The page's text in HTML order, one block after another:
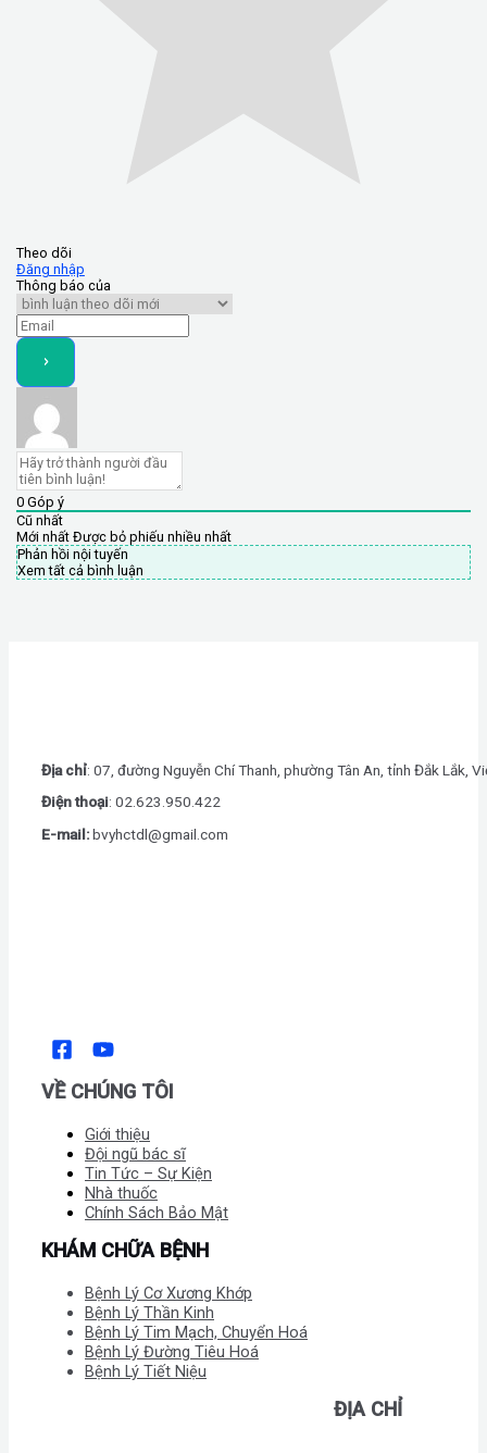
Theo dõi
Đăng nhập
Thông báo của
0Góp ý
Cũ nhất
Mới nhất Được bỏ phiếu nhiều nhất
Phản hồi nội tuyến
Xem tất cả bình luận
Địa chỉ: 07, đường Nguyễn Chí Thanh, phường Tân An, tỉnh Đắk Lắk,
Điện thoại: 02.623.950.422
E-mail:bvyhctdl@gmail.com
VỀ CHÚNG TÔI
Giới thiệu
Đội ngũ bác sĩ
Tin Tức – Sự Kiện
Nhà thuốc
Chính Sách Bảo Mật
KHÁM CHỮA BỆNH
Bệnh Lý Cơ Xương Khớp
Bệnh Lý Thần Kinh
Bệnh Lý Tim Mạch, Chuyển Hoá
Bệnh Lý Đường Tiêu Hoá
Bệnh Lý Tiết Niệu
ĐỊA CHỈ